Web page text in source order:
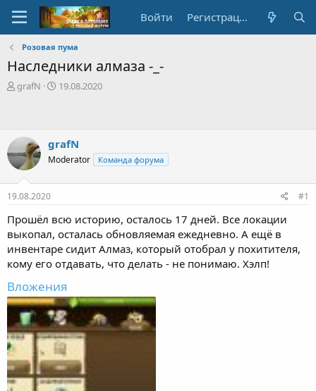
Войти Регистрация
Розовая пума
Наследники алмаза -_-
А
р
е
м
ы
grafN
Д
о
з
а
я
19.08.2020
grafN
Moderator Команда форума
19.08.2020 #1
Прошёл всю историю, осталось 17 дней. Все локации
выкопал, осталась обновляемая ежедневно. А ещё в
инвентаре сидит Алмаз, который отобрал у похитителя,
кому его отдавать, что делать - не понимаю. Хэлп!
Вложения